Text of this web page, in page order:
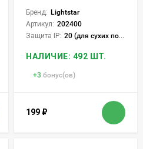
Бренд: Lightstar
Артикул: 202400
Защита IP: 20 (для сухих пом.)
НАЛИЧИЕ: 492 ШТ.
+3 бонус(ов)
199 ₽